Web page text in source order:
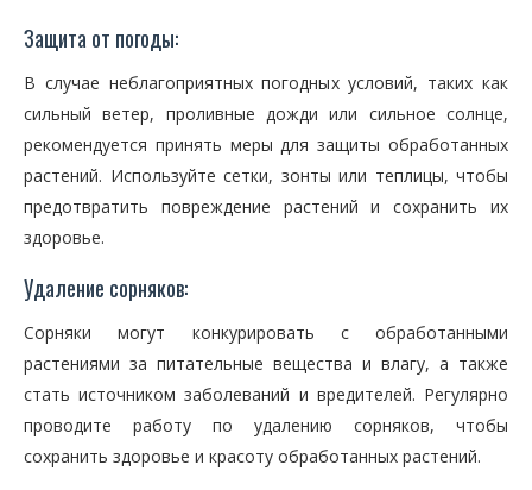
Защита от погоды:
В случае неблагоприятных погодных условий, таких как
сильный ветер, проливные дожди или сильное солнце,
рекомендуется принять меры для защиты обработанных
растений. Используйте сетки, зонты или теплицы, чтобы
предотвратить повреждение растений и сохранить их
здоровье.
Удаление сорняков:
Сорняки могут конкурировать с обработанными
растениями за питательные вещества и влагу, а также
стать источником заболеваний и вредителей. Регулярно
проводите работу по удалению сорняков, чтобы
сохранить здоровье и красоту обработанных растений.